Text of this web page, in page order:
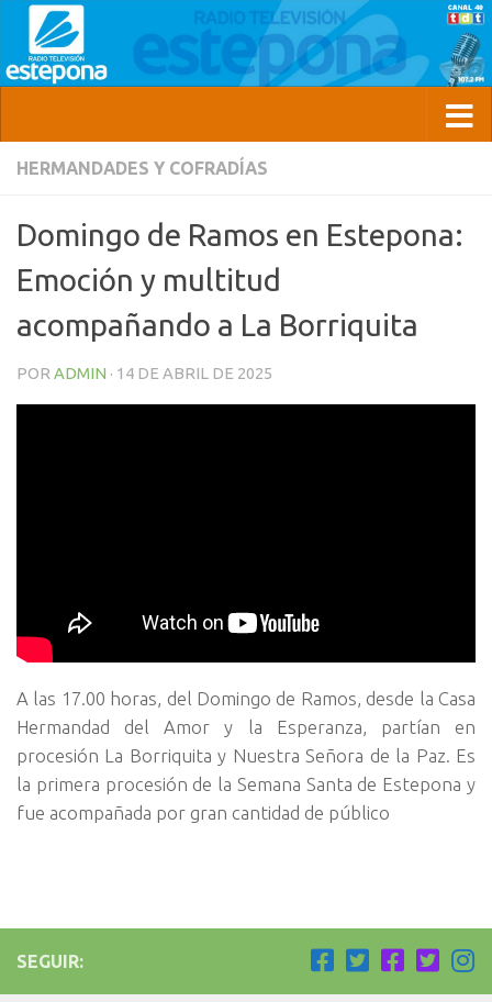
HERMANDADES Y COFRADÍAS
Domingo de Ramos en Estepona:
Emoción y multitud
acompañando a La Borriquita
POR ADMIN · 14 DE ABRIL DE 2025
A las 17.00 horas, del Domingo de Ramos, desde la Casa
Hermandad del Amor y la Esperanza, partían en
procesión La Borriquita y Nuestra Señora de la Paz. Es
la primera procesión de la Semana Santa de Estepona y
fue acompañada por gran cantidad de público
SEGUIR: